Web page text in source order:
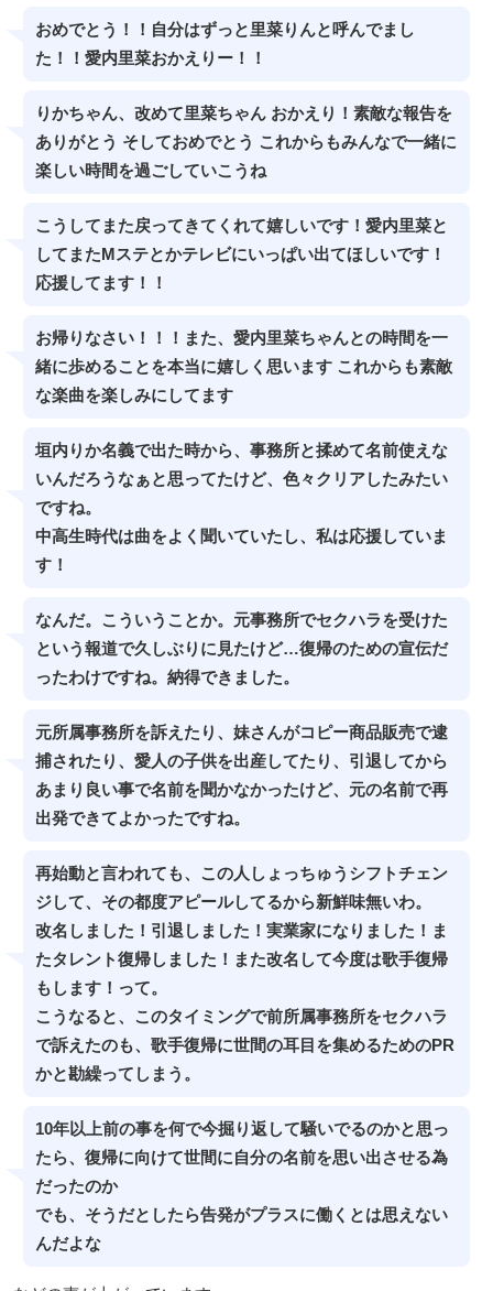
おめでとう！！自分はずっと里菜りんと呼んでまし
た！！愛内里菜おかえりー！！
りかちゃん、改めて里菜ちゃん おかえり！素敵な報告を
ありがとう そしておめでとう これからもみんなで一緒に
楽しい時間を過ごしていこうね
こうしてまた戻ってきてくれて嬉しいです！愛内里菜と
してまたMステとかテレビにいっぱい出てほしいです！
応援してます！！
お帰りなさい！！！また、愛内里菜ちゃんとの時間を一
緒に歩めることを本当に嬉しく思います これからも素敵
な楽曲を楽しみにしてます
垣内りか名義で出た時から、事務所と揉めて名前使えな
いんだろうなぁと思ってたけど、色々クリアしたみたい
ですね。
中高生時代は曲をよく聞いていたし、私は応援していま
す！
なんだ。こういうことか。元事務所でセクハラを受けた
という報道で久しぶりに見たけど…復帰のための宣伝だ
ったわけですね。納得できました。
元所属事務所を訴えたり、妹さんがコピー商品販売で逮
捕されたり、愛人の子供を出産してたり、引退してから
あまり良い事で名前を聞かなかったけど、元の名前で再
出発できてよかったですね。
再始動と言われても、この人しょっちゅうシフトチェン
ジして、その都度アピールしてるから新鮮味無いわ。
改名しました！引退しました！実業家になりました！ま
たタレント復帰しました！また改名して今度は歌手復帰
もします！って。
こうなると、このタイミングで前所属事務所をセクハラ
で訴えたのも、歌手復帰に世間の耳目を集めるためのPR
かと勘繰ってしまう。
10年以上前の事を何で今掘り返して騒いでるのかと思っ
たら、復帰に向けて世間に自分の名前を思い出させる為
だったのか
でも、そうだとしたら告発がプラスに働くとは思えない
んだよな